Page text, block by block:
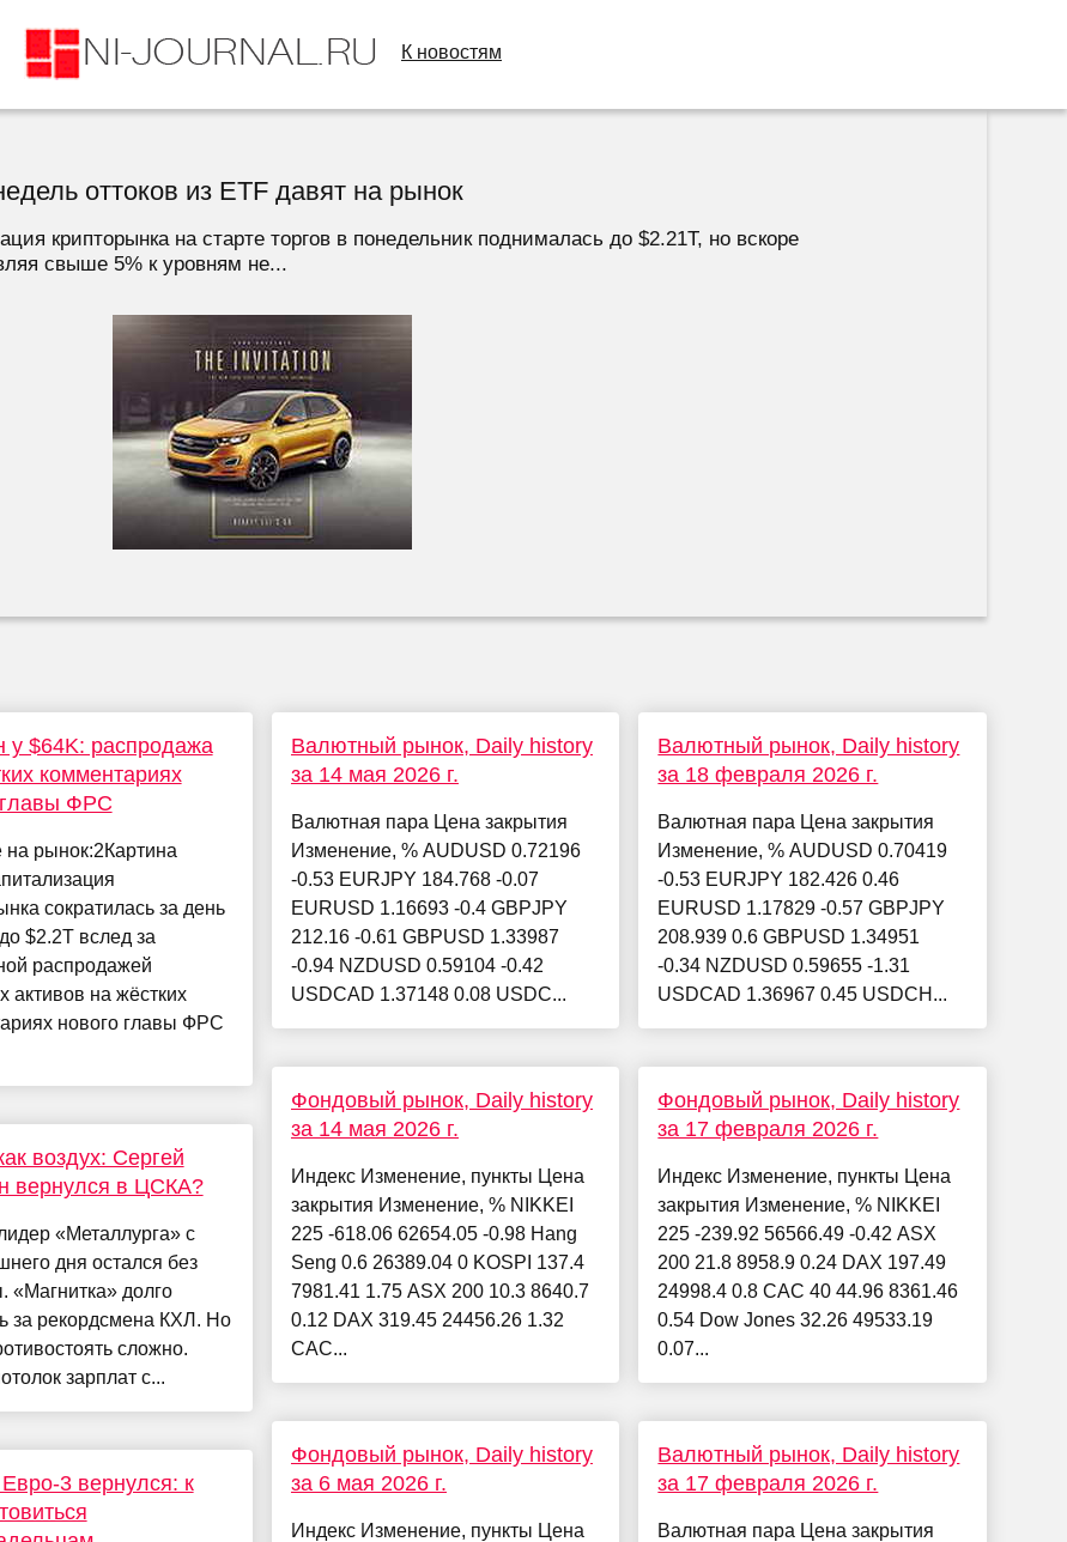
К новостям
оттоков из ETF давят на рынок
крипторынка на старте торгов в понедельник поднималась до $2.21T, но вскоре
свыше 5% к уровням не...
у $64K: распродажа
комментариях
главы ФРС
на рынок:2Картина
сократилась за день
$2.2T вслед за
распродажей
активов на жёстких
нового главы ФРС
воздух: Сергей
вернулся в ЦСКА?
«Металлурга» с
дня остался без
«Магнитка» долго
за рекордсмена КХЛ. Но
сложно.
зарплат с...
вернулся: к
Валютный рынок, Daily history
за 14 мая 2026 г.
Валютная пара Цена закрытия
Изменение, % AUDUSD 0.72196
-0.53 EURJPY 184.768 -0.07
EURUSD 1.16693 -0.4 GBPJPY
212.16 -0.61 GBPUSD 1.33987
-0.94 NZDUSD 0.59104 -0.42
USDCAD 1.37148 0.08 USDC...
Фондовый рынок, Daily history
за 14 мая 2026 г.
Индекс Изменение, пункты Цена
закрытия Изменение, % NIKKEI
225 -618.06 62654.05 -0.98 Hang
Seng 0.6 26389.04 0 KOSPI 137.4
7981.41 1.75 ASX 200 10.3 8640.7
0.12 DAX 319.45 24456.26 1.32
CAC...
Фондовый рынок, Daily history
за 6 мая 2026 г.
Индекс Изменение, пункты Цена
Валютный рынок, Daily history
за 18 февраля 2026 г.
Валютная пара Цена закрытия
Изменение, % AUDUSD 0.70419
-0.53 EURJPY 182.426 0.46
EURUSD 1.17829 -0.57 GBPJPY
208.939 0.6 GBPUSD 1.34951
-0.34 NZDUSD 0.59655 -1.31
USDCAD 1.36967 0.45 USDCH...
Фондовый рынок, Daily history
за 17 февраля 2026 г.
Индекс Изменение, пункты Цена
закрытия Изменение, % NIKKEI
225 -239.92 56566.49 -0.42 ASX
200 21.8 8958.9 0.24 DAX 197.49
24998.4 0.8 CAC 40 44.96 8361.46
0.54 Dow Jones 32.26 49533.19
0.07...
Валютный рынок, Daily history
за 17 февраля 2026 г.
Валютная пара Цена закрытия